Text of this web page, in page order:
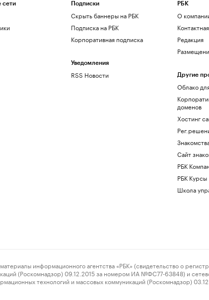
сети Подписки
Скрыть баннеры на РБК
Подписка на РБК
Корпоративная подписка
Уведомления
RSS Новости
РБК
О
Редакция
Другие
Облако
доменов
Хостинг
Сайт
РБК
РБК Курсы
Школа
информационного агентства «РБК» (свидетельство о
(Роскомнадзор) 09.12.2015 за номером ИА №ФС77-63848) и
технологий и массовых коммуникаций (Роскомнадзор)